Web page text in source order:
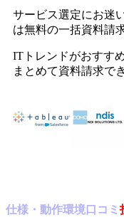
サービス選定にお迷
は無料の一括資料請
ITトレンドがおすす
まとめて資料請求で
仕様・動作環境口コミ